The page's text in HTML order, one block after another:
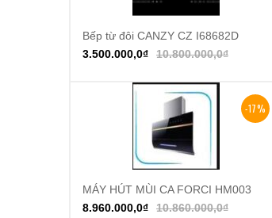
Thêm vào giỏ hàng
Bếp từ đôi CANZY CZ I68682D
10.800.000,0₫
3.500.000,0₫
-17%
Thêm vào giỏ hàng
MÁY HÚT MÙI CA FORCI HM003
10.860.000,0₫
8.960.000,0₫